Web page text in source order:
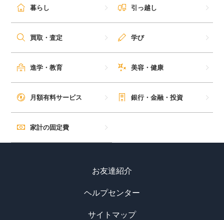
暮らし 引っ越し
買取・査定 学び
進学・教育 美容・健康
月額有料サービス 銀行・金融・投資
家計の固定費
お友達紹介
ヘルプセンター
サイトマップ